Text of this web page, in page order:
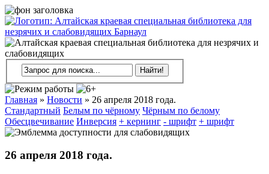
Главная » Новости » 26 апреля 2018 года.
Стандартный Белым по чёрному Чёрным по белому
Обесцвечивание Инверсия + кернинг - шрифт + шрифт
26 апреля 2018 года.